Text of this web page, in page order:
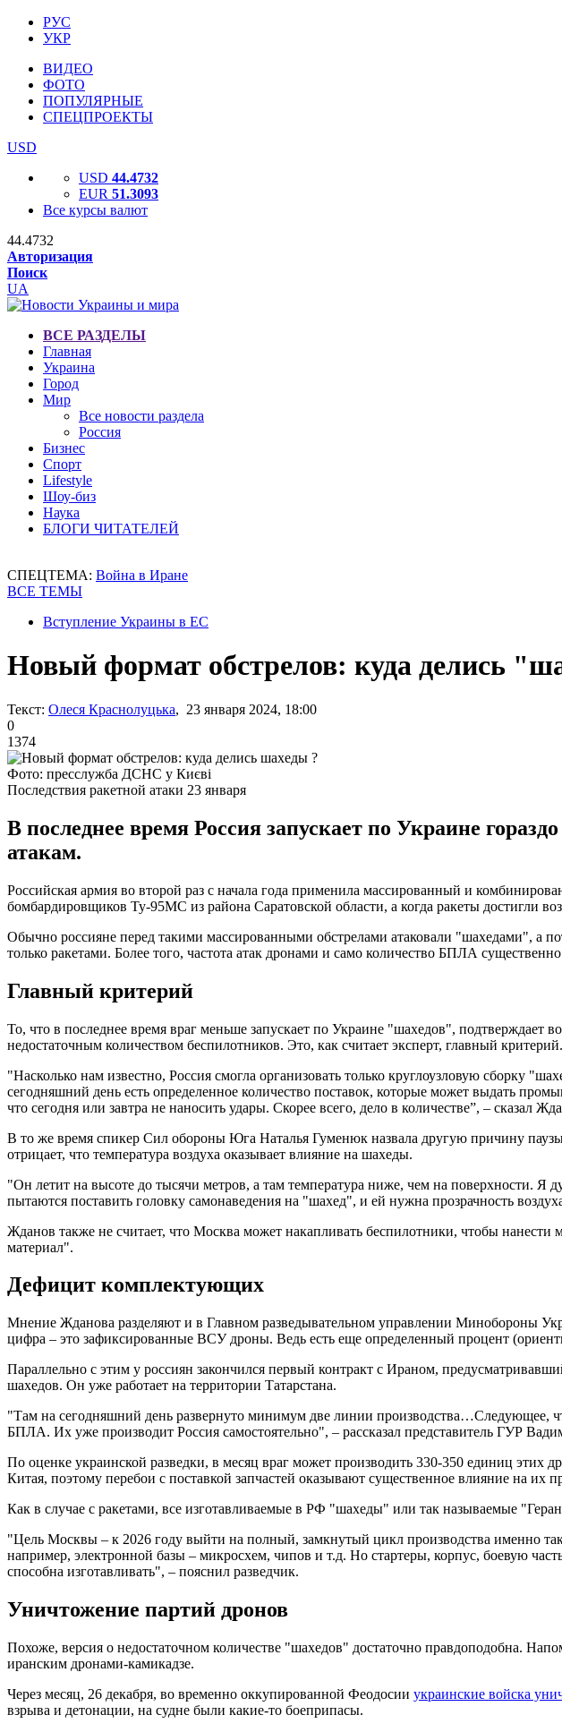
РУС
УКР
ВИДЕО
ФОТО
ПОПУЛЯРНЫЕ
СПЕЦПРОЕКТЫ
USD
USD 44.4732
EUR 51.3093
Все курсы валют
44.4732
Авторизация
Поиск
UA
ВСЕ РАЗДЕЛЫ
Главная
Украина
Город
Мир
Все новости раздела
Россия
Бизнес
Спорт
Lifestyle
Шоу-биз
Наука
БЛОГИ ЧИТАТЕЛЕЙ
СПЕЦТЕМА: Война в Иране
ВСЕ ТЕМЫ
Вступление Украины в ЕС
Новый формат обстрелов: куда делись
Текст: Олеся Краснолуцька, 23 января 2024, 18:00
0
1374
Фото: пресслужба ДСНС у Києві
Последствия ракетной атаки 23 января
В последнее время Россия запускает по Украине
атакам.
Российская армия во второй раз с начала года применила массированный и
бомбардировщиков Ту-95МС из района Саратовской области, а когда ракеты достигли
Обычно россияне перед такими массированными обстрелами атаковали "шахедами", а
только ракетами. Более того, частота атак дронами и само количество БПЛА
Главный критерий
То, что в последнее время враг меньше запускает по Украине "шахедов",
недостаточным количеством беспилотников. Это, как считает эксперт, главный критерий.
"Насколько нам известно, Россия смогла организовать только круглоузловую сборку
сегодняшний день есть определенное количество поставок, которые может выдать
что сегодня или завтра не наносить удары. Скорее всего, дело в количестве”, – сказал
В то же время спикер Сил обороны Юга Наталья Гуменюк назвала другую причину
отрицает, что температура воздуха оказывает влияние на шахеды.
"Он летит на высоте до тысячи метров, а там температура ниже, чем на поверхности.
пытаются поставить головку самонаведения на "шахед", и ей нужна прозрачность
Жданов также не считает, что Москва может накапливать беспилотники, чтобы
материал".
Дефицит комплектующих
Мнение Жданова разделяют и в Главном разведывательном управлении Минобороны
цифра – это зафиксированные ВСУ дроны. Ведь есть еще определенный процент
Параллельно с этим у россиян закончился первый контракт с Ираном,
шахедов. Он уже работает на территории Татарстана.
"Там на сегодняшний день развернуто минимум две линии производства…Следующее,
БПЛА. Их уже производит Россия самостоятельно", – рассказал представитель ГУР
По оценке украинской разведки, в месяц враг может производить 330-350 единиц этих
Китая, поэтому перебои с поставкой запчастей оказывают существенное влияние на их
Как в случае с ракетами, все изготавливаемые в РФ "шахеды" или так называемые
"Цель Москвы – к 2026 году выйти на полный, замкнутый цикл производства именно
например, электронной базы – микросхем, чипов и т.д. Но стартеры, корпус, боевую
способна изготавливать", – пояснил разведчик.
Уничтожение партий дронов
Похоже, версия о недостаточном количестве "шахедов" достаточно правдоподобна.
иранским дронами-камикадзе.
Через месяц, 26 декабря, во временно оккупированной Феодосии украинские войска
взрыва и детонации, на судне были какие-то боеприпасы.